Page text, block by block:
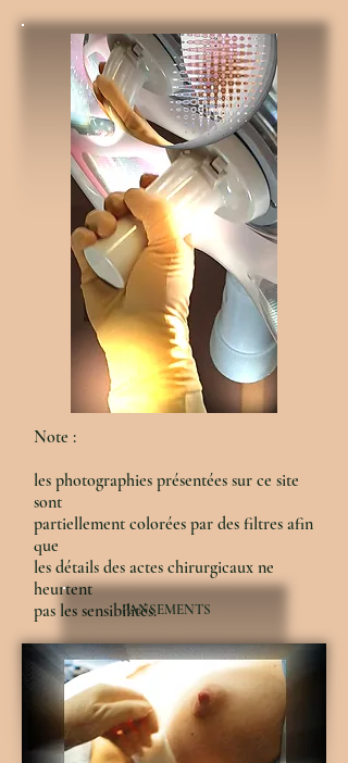
Note :
les photographies présentées sur ce site
sont
partiellement colorées par des filtres afin
que
les détails des actes chirurgicaux ne
heurtent
pas les sensibilités.PANSEMENTS